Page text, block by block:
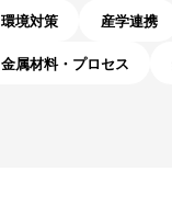
環境対策 産学連携
金属材料・プロセス